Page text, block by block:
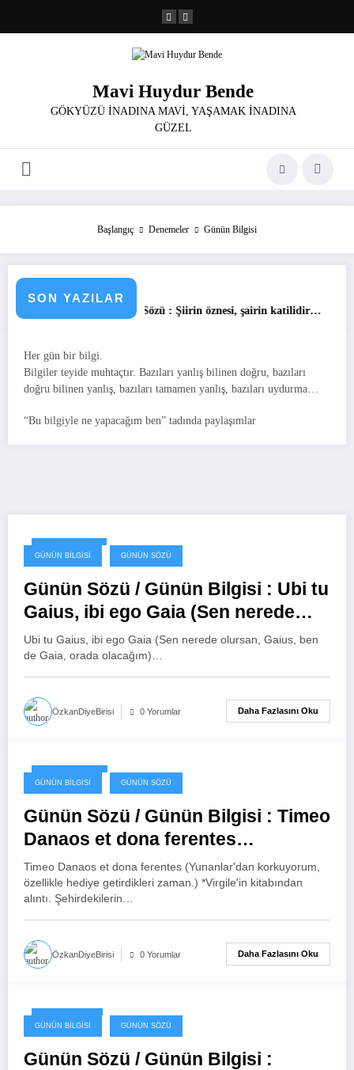
Mavi Huydur Bende
GÖKYÜZÜ İNADINA MAVİ, YAŞAMAK İNADINA
GÜZEL
Başlangıç Denemeler Günün Bilgisi
SON YAZILAR
Günün Sözü : Şiirin öznesi, şairin katilidir…
Her gün bir bilgi.
Bilgiler teyide muhtaçtır. Bazıları yanlış bilinen doğru, bazıları
doğru bilinen yanlış, bazıları tamamen yanlış, bazıları uydurma…
“Bu bilgiyle ne yapacağım ben” tadında paylaşımlar
11 Şubat 2024
GÜNÜN BILGISI GÜNÜN SÖZÜ
Günün Sözü / Günün Bilgisi : Ubi tu
Gaius, ibi ego Gaia (Sen nerede
olursan, Gaius, ben de Gaia, orada
olacağım)
Ubi tu Gaius, ibi ego Gaia (Sen nerede olursan, Gaius, ben
de Gaia, orada olacağım)…
ÖzkanDiyeBirisi 0 Yorumlar Daha Fazlasını Oku
10 Şubat 2024
GÜNÜN BILGISI GÜNÜN SÖZÜ
Günün Sözü / Günün Bilgisi : Timeo
Danaos et dona ferentes
(Yunanlar’dan korkuyorum,
özellikle hediye getirdikleri zaman.)
Timeo Danaos et dona ferentes (Yunanlar'dan korkuyorum,
özellikle hediye getirdikleri zaman.) *Virgile'in kitabından
alıntı. Şehirdekilerin…
ÖzkanDiyeBirisi 0 Yorumlar Daha Fazlasını Oku
6 Şubat 2024
GÜNÜN BILGISI GÜNÜN SÖZÜ
Günün Sözü / Günün Bilgisi :